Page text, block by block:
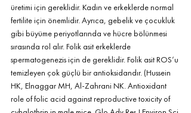
üretimi için gereklidir. Kadın ve erkeklerde normal
fertilite için önemlidir. Ayrıca, gebelik ve çocukluk
gibi büyüme periyotlarında ve hücre bölünmesi
sırasında rol alır. Folik asit erkeklerde
spermatogenezis için de gereklidir. Folik asit ROS’u
temizleyen çok güçlü bir antioksidandır. (Hussein
HK, Elnaggar MH, Al-Zahrani NK. Antioxidant
role of folic acid against reproductive toxicity of